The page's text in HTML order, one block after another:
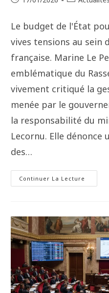
Le budget de l'État
vives tensions au sein
française. Marine Le
emblématique du
vivement critiqué la
menée par le
la responsabilité du
Lecornu. Elle dénonce
des…
Continuer La Lecture